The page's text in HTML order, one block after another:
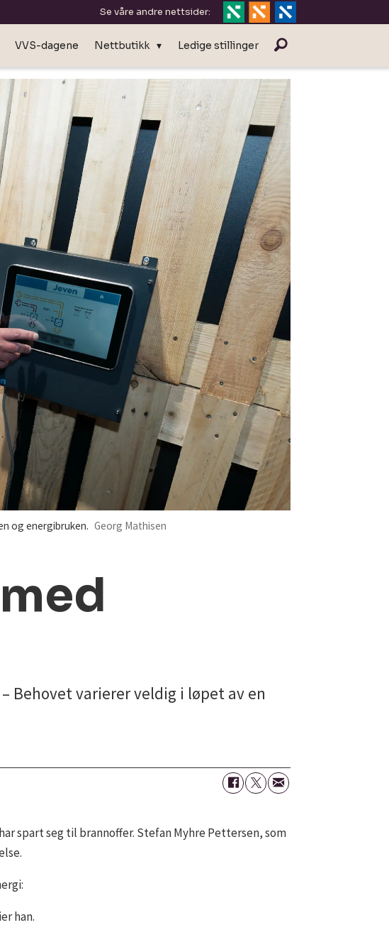
Se våre andre nettsider:
VVS-dagene Nettbutikk Ledige stillinger
og energibruken. Georg Mathisen
Behovet varierer veldig i løpet av en
spart seg til brannoffer. Stefan Myhre Pettersen, som
han.